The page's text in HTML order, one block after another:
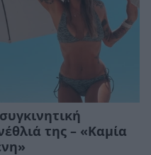
της – «Καμία